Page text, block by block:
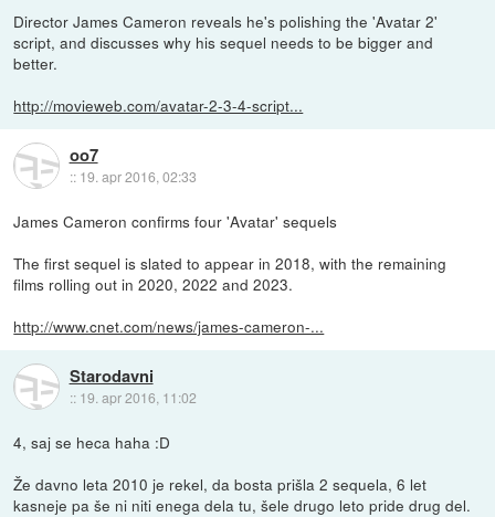
Director James Cameron reveals he's polishing the 'Avatar 2'
script, and discusses why his sequel needs to be bigger and
better.
http://movieweb.com/avatar-2-3-4-script...
oo7
:: 19. apr 2016, 02:33
James Cameron confirms four 'Avatar' sequels
The first sequel is slated to appear in 2018, with the remaining
films rolling out in 2020, 2022 and 2023.
http://www.cnet.com/news/james-cameron-...
Starodavni
:: 19. apr 2016, 11:02
4, saj se heca haha :D
Že davno leta 2010 je rekel, da bosta prišla 2 sequela, 6 let
kasneje pa še ni niti enega dela tu, šele drugo leto pride drug del.